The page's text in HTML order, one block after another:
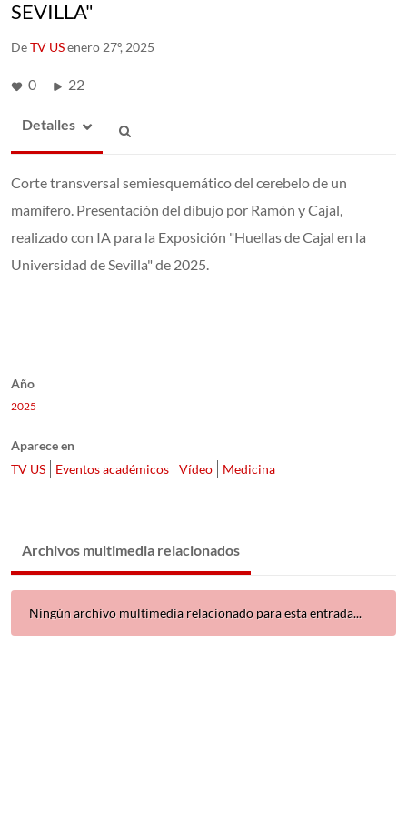
SEVILLA"
DeTV USenero 27º, 2025
0 22
Detalles
Corte transversal semiesquemático del cerebelo de un
mamífero. Presentación del dibujo por Ramón y Cajal,
realizado con IA para la Exposición "Huellas de Cajal en la
Universidad de Sevilla" de 2025.
Año
2025
Aparece en
TV US
Eventos académicos Vídeo Medicina
Archivos multimedia relacionados
Ningún archivo multimedia relacionado para esta entrada...